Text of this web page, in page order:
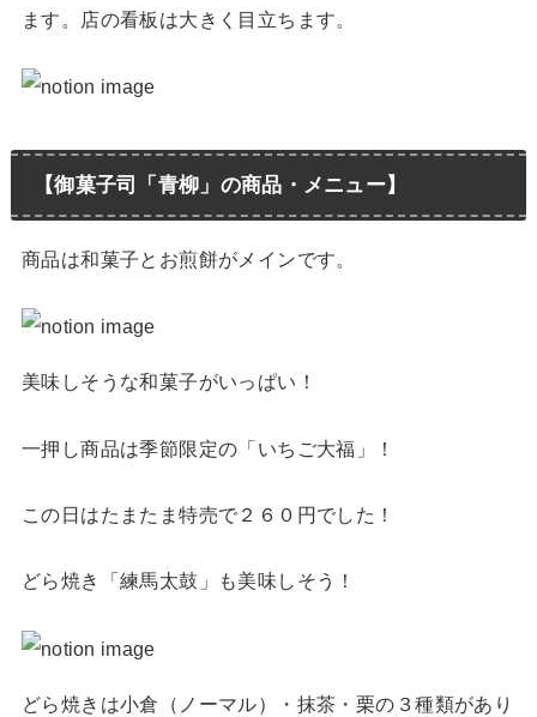
ます。店の看板は大きく目立ちます。
【御菓子司「青柳」の商品・メニュー】
商品は和菓子とお煎餅がメインです。
美味しそうな和菓子がいっぱい！
一押し商品は季節限定の「いちご大福」！
この日はたまたま特売で２６０円でした！
どら焼き「練馬太鼓」も美味しそう！
どら焼きは小倉（ノーマル）・抹茶・栗の３種類があり